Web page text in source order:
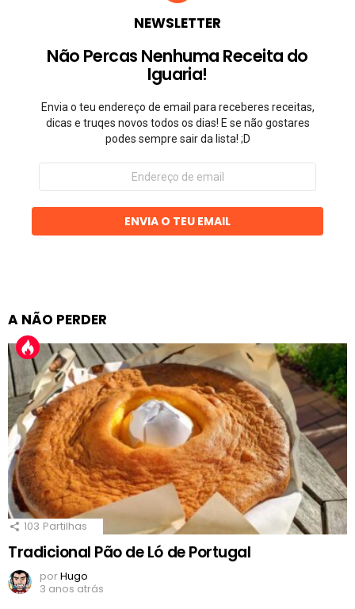
NEWSLETTER
Não Percas Nenhuma Receita do
Iguaria!
Envia o teu endereço de email para receberes receitas,
dicas e truqes novos todos os dias! E se não gostares
podes sempre sair da lista! ;D
Endereço
email
ENVIA O TEU EMAIL
A NÃO PERDER
103 Partilhas
Tradicional Pão de Ló de Portugal
porHugo
3 anos atrás